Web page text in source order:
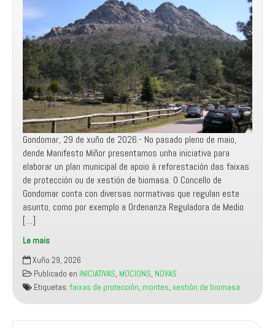
Souto
–
Donas
e
esixe
a
continuidade
do
desdobramento
para
garantir
o
cumprimento
da
normativa
de
ratios
no
Gondomar, 29 de xuño de 2026.- No pasado pleno de maio,
dende Manifesto Miñor presentamos unha iniciativa para
elaborar un plan municipal de apoio á reforestación das faixas
de protección ou de xestión de biomasa. O Concello de
Gondomar conta con diversas normativas que regulan este
asunto, como por exemplo a Ordenanza Reguladora de Medio
[…]
Le mais
O
goberno
municipal
de
Gondomar
vota
Xuño 29, 2026
Publicado en INICIATIVAS, MOCIONS, NOVAS
Etiquetas:faixas de protección, montes, xestión de biomasa